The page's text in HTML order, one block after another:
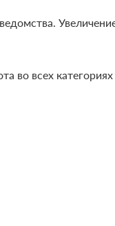
во всех категориях